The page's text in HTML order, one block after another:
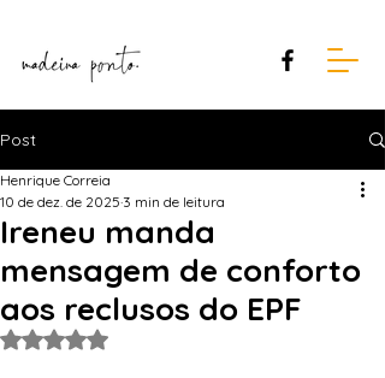
Post
Ireneu manda
mensagem de conforto
aos reclusos do EPF
Henrique Correia
10 de dez. de 2025 3 min de leitura
Avaliado com NaN de 5 estrelas.